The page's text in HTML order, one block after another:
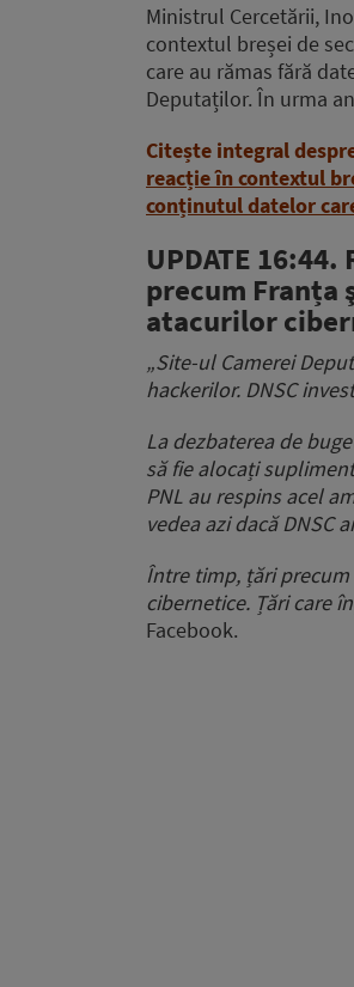
Ministrul Cercetării,
contextul breșei de
care au rămas fără
Deputaților. În urma
Citește integral
reacție în contextul
conținutul datelor
UPDATE
precum Franța
atacurilor
„Site-ul Camerei
hackerilor. DNSC
La dezbaterea de
să fie alocați
PNL au respins acel
vedea azi dacă DNSC
Între timp, țări
cibernetice. Țări care
Facebook.